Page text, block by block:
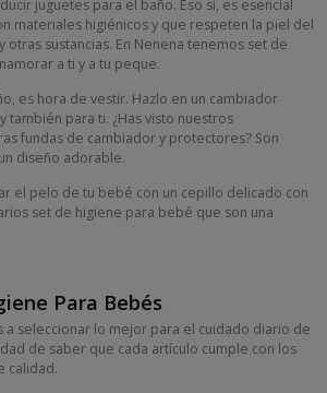
juguetes para el baño. Eso sí, es esencial
materiales higiénicos y que respeten la piel del
sustancias. En Nenena tenemos set de
a ti y a tu peque.
es hora de vestir. Hazlo en un cambiador
también para ti. ¿Has visto nuestros
fundas de cambiador y protectores? Son
diseño adorable.
el pelo de tu bebé con un cepillo delicado con
set de higiene para bebé que son una
Para Bebés
a seleccionar lo mejor para el cuidado diario de
de saber que cada artículo cumple con los
calidad.